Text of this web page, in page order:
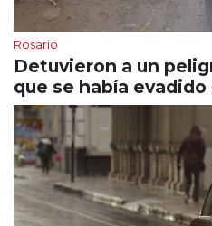
Rosario
Detuvieron a un
que se había evadido